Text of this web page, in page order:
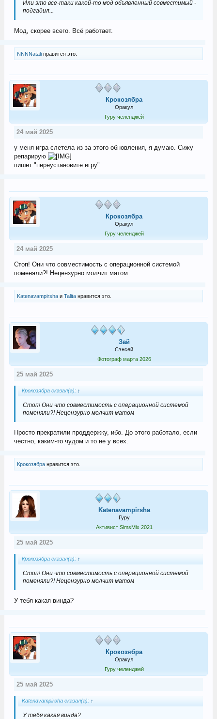
Или это все-таки какой-то мод объявленный совместимый -
подгадил...
Мод, скорее всего. Всё работает.
NNNNataliнравится это.
Крокозябра
Оракул
Гуру челенджей
24 май 2025
у меня игра слетела из-за этого обновления, я думаю. Сижу
репарирую
пишет "переустановите игру"
Крокозябра
Оракул
Гуру челенджей
24 май 2025
Стоп! Они что совместимость с операционной системой
поменяли?! Нецензурно молчит матом
Katenavampirshaи Talitaнравится это.
Зай
Сэнсей
Фотограф марта 2026
25 май 2025
Крокозябра сказал(а): ↑
Стоп! Они что совместимость с операционной системой
поменяли?! Нецензурно молчит матом
Просто прекратили проддержку, ибо. До этого работало, если
честно, каким-то чудом и то не у всех.
Крокозябранравится это.
Katenavampirsha
Гуру
Активист SimsMix 2021
25 май 2025
Крокозябра сказал(а): ↑
Стоп! Они что совместимость с операционной системой
поменяли?! Нецензурно молчит матом
У тебя какая винда?
Крокозябра
Оракул
Гуру челенджей
25 май 2025
Katenavampirsha сказал(а): ↑
У тебя какая винда?